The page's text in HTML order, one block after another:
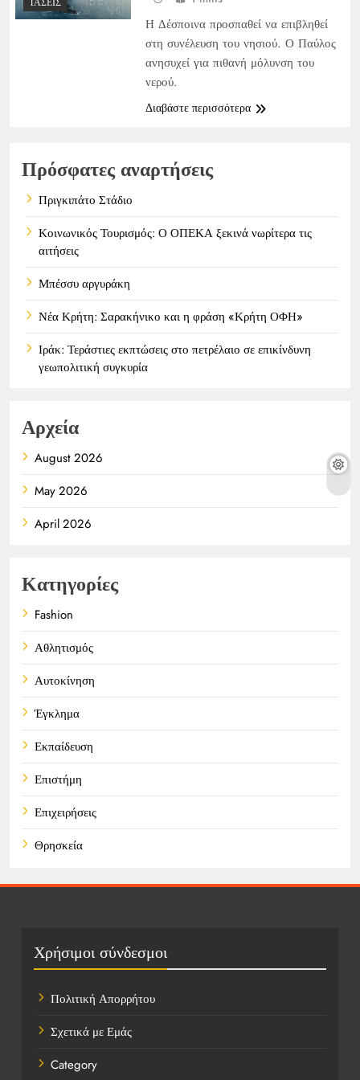
Η Δέσποινα προσπαθεί να επιβληθεί
στη συνέλευση του νησιού. Ο Παύλος
ανησυχεί για πιθανή μόλυνση του
νερού.
Διαβάστε περισσότερα
Πρόσφατες αναρτήσεις
Πριγκιπάτο Στάδιο
Κοινωνικός Τουρισμός: Ο ΟΠΕΚΑ ξεκινά νωρίτερα τις
αιτήσεις
Μπέσσυ αργυράκη
Νέα Κρήτη: Σαρακήνικο και η φράση «Κρήτη ΟΦΗ»
Ιράκ: Τεράστιες εκπτώσεις στο πετρέλαιο σε επικίνδυνη
γεωπολιτική συγκυρία
Αρχεία
August 2026
May 2026
April 2026
Κατηγορίες
Fashion
Αθλητισμός
Αυτοκίνηση
Έγκλημα
Εκπαίδευση
Επιστήμη
Επιχειρήσεις
Θρησκεία
Πολιτική
Τοποθεσίες
Χρήσιμοι σύνδεσμοι
Πολιτική Απορρήτου
Σχετικά με Εμάς
Category